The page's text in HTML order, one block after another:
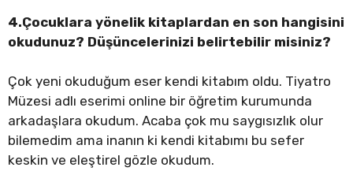
4.Çocuklara yönelik kitaplardan en son hangisini
okudunuz? Düşüncelerinizi belirtebilir misiniz?
Çok yeni okuduğum eser kendi kitabım oldu. Tiyatro
Müzesi adlı eserimi online bir öğretim kurumunda
arkadaşlara okudum. Acaba çok mu saygısızlık olur
bilemedim ama inanın ki kendi kitabımı bu sefer
keskin ve eleştirel gözle okudum.